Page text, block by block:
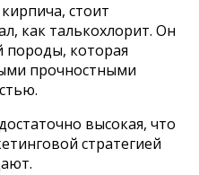
стоит
как талькохлорит. Он
породы, которая
прочностными
высокая, что
стратегией